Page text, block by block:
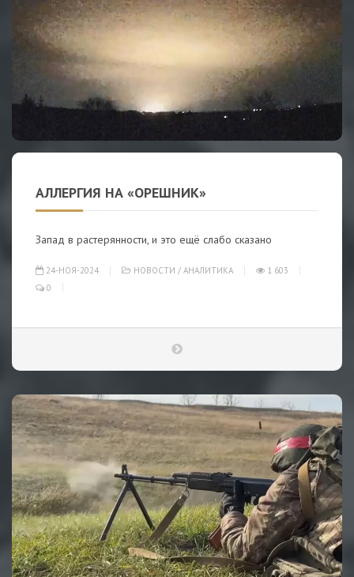
АЛЛЕРГИЯ НА «ОРЕШНИК»
Запад в растерянности, и это ещё слабо сказано
24-НОЯ-2024 НОВОСТИ / АНАЛИТИКА
1 603
0